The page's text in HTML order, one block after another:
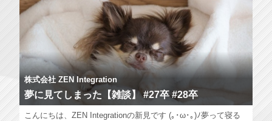
株式会社 ZEN Integration
夢に見てしまった【雑談】 #27卒 #28卒
こんにちは、ZEN Integrationの新見です (｡･ω･｡)ﾉ夢って寝る